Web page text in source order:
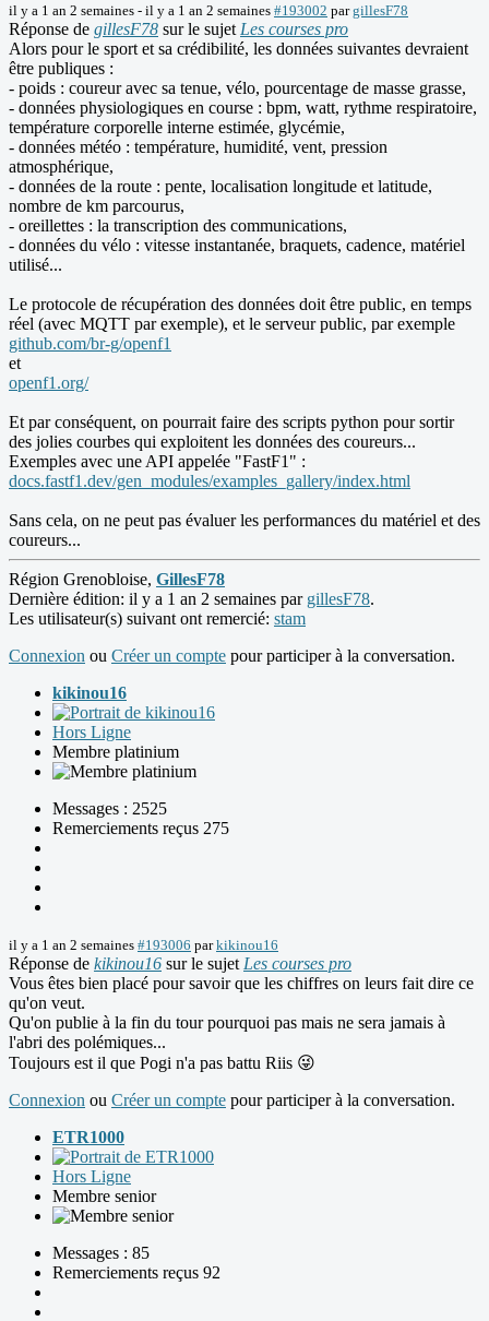
il y a 1 an 2 semaines - il y a 1 an 2 semaines #193002 pargillesF78
Réponse de gillesF78 sur le sujet Les courses pro
Alors pour le sport et sa crédibilité, les données suivantes devraient
être publiques :
- poids : coureur avec sa tenue, vélo, pourcentage de masse grasse,
- données physiologiques en course : bpm, watt, rythme respiratoire,
température corporelle interne estimée, glycémie,
- données météo : température, humidité, vent, pression
atmosphérique,
- données de la route : pente, localisation longitude et latitude,
nombre de km parcourus,
- oreillettes : la transcription des communications,
- données du vélo : vitesse instantanée, braquets, cadence, matériel
utilisé...
Le protocole de récupération des données doit être public, en temps
réel (avec MQTT par exemple), et le serveur public, par exemple
github.com/br-g/openf1
et
openf1.org/
Et par conséquent, on pourrait faire des scripts python pour sortir
des jolies courbes qui exploitent les données des coureurs...
Exemples avec une API appelée "FastF1" :
docs.fastf1.dev/gen_modules/examples_gallery/index.html
Sans cela, on ne peut pas évaluer les performances du matériel et des
coureurs...
Région Grenobloise, GillesF78
Dernière édition: il y a 1 an 2 semaines par gillesF78.
Les utilisateur(s) suivant ont remercié: stam
Connexion ou Créer un compte pour participer à la conversation.
kikinou16
Hors Ligne
Membre platinium
Messages : 2525
Remerciements reçus 275
il y a 1 an 2 semaines #193006 parkikinou16
Réponse de kikinou16 sur le sujet Les courses pro
Vous êtes bien placé pour savoir que les chiffres on leurs fait dire ce
qu'on veut.
Qu'on publie à la fin du tour pourquoi pas mais ne sera jamais à
l'abri des polémiques...
Toujours est il que Pogi n'a pas battu Riis 😜
Connexion ou Créer un compte pour participer à la conversation.
ETR1000
Hors Ligne
Membre senior
Messages : 85
Remerciements reçus 92